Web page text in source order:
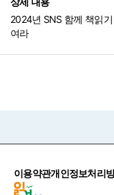
2024년 SNS 함께 책읽
여라
이용약관개인정보처리